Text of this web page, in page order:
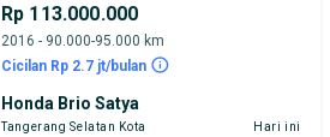
Rp 113.000.000
2016 - 90.000-95.000 km
Cicilan Rp 2.7 jt/bulan
Honda Brio Satya
Tangerang Selatan Kota Hari ini